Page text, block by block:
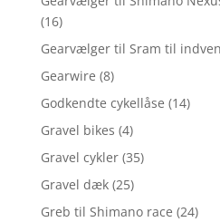
(16)
Gearvælger til Sram til
Gearwire (8)
Godkendte cykellåse (14)
Gravel bikes (4)
Gravel cykler (35)
Gravel dæk (25)
Greb til Shimano race (24)